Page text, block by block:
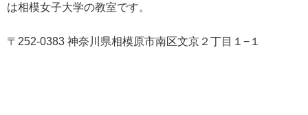
は相模女子大学の教室です。
〒252-0383 神奈川県相模原市南区文京２丁目１−１